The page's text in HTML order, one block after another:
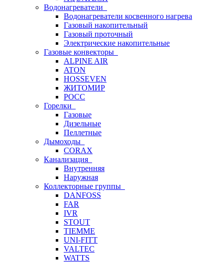
Водонагреватели
Водонагреватели косвенного нагрева
Газовый накопительный
Газовый проточный
Электрические накопительные
Газовые конвекторы
ALPINE AIR
ATON
HOSSEVEN
ЖИТОМИР
РОСС
Горелки
Газовые
Дизельные
Пеллетные
Дымоходы
CORAX
Канализация
Внутренняя
Наружная
Коллекторные группы
DANFOSS
FAR
IVR
STOUT
TIEMME
UNI-FITT
VALTEC
WATTS